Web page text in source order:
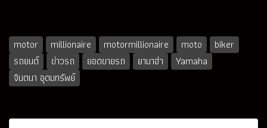
motor millionaire motormillionaire moto
biker
รถยนต์
ข่าวรถ ยอดขายรถ ยามาฮ่า
Yamaha
จินตนา อุดมทรัพย์